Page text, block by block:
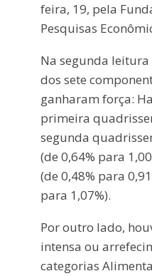
feira, 19, pela
Pesquisas
Na segunda
dos sete
ganharam força:
primeira
segunda
(de 0,64% para
(de 0,48% para
para 1,07%).
Por outro lado,
intensa ou
categorias